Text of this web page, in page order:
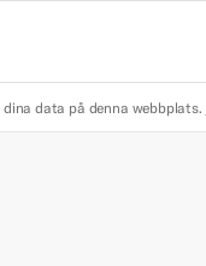
data på denna webbplats.